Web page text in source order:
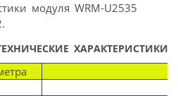
модуля WRM-U2535
ХАРАКТЕРИСТИКИ